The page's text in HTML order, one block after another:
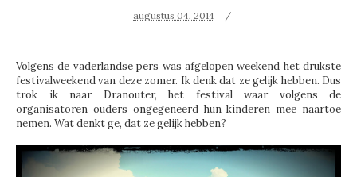
augustus 04, 2014
Volgens de vaderlandse pers was afgelopen weekend het drukste
festivalweekend van deze zomer. Ik denk dat ze gelijk hebben. Dus
trok ik naar Dranouter, het festival waar volgens de
organisatoren ouders ongegeneerd hun kinderen mee naartoe
nemen. Wat denkt ge, dat ze gelijk hebben?